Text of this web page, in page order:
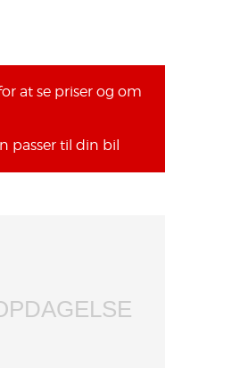
at se priser og om
passer til din bil